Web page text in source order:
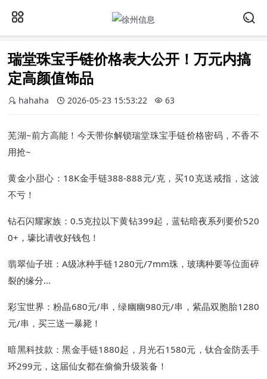
瑞堂珠宝手链价格表大公开！万元内搞
定高颜值饰品
hahaha 2026-05-23 15:53:22 63
芜湖~前方高能！今天带你解锁瑞堂珠宝手链价格密码，不香不
用抢~
黄金小甜心：18K金手链388-888元/克，买10克送戒指，这波
不亏！
钻石闪耀家族：0.5克拉以下黄钻399起，蓝钻暗夜系列要价520
0+，壕比请收好钱包！
翡翠仙子班：A级冰种手链1280元/7mm珠，玻璃种要等位面碎
裂的缘分...
彩宝世界：粉晶680元/串，绿幽幽980元/串，紫晶双胞胎1280
元/串，买三送一暴毙！
暗黑科技款：黑金手链1880起，月光石1580元，钛合金防丢手
环299元，这届仙女都在偷偷升级装备！